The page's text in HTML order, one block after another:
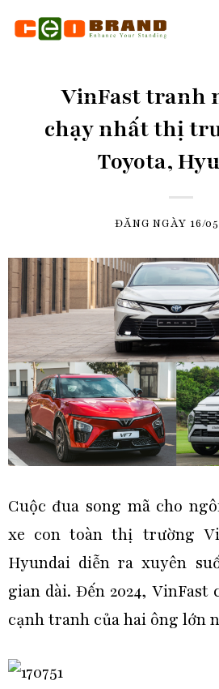
VinFast tranh
chạy nhất thị
Toyota,
ĐĂNG NGÀY 16/
Cuộc đua song mã cho
xe con toàn thị trường
Hyundai diễn ra xuyên
gian dài. Đến 2024, VinFast
cạnh tranh của hai ông lớn